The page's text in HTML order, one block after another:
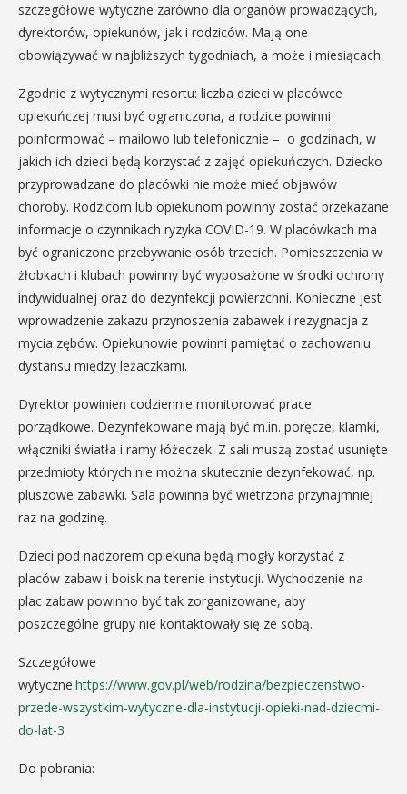
szczegółowe wytyczne zarówno dla organów prowadzących,
dyrektorów, opiekunów, jak i rodziców. Mają one
obowiązywać w najbliższych tygodniach, a może i miesiącach.
Zgodnie z wytycznymi resortu: liczba dzieci w placówce
opiekuńczej musi być ograniczona, a rodzice powinni
poinformować – mailowo lub telefonicznie – o godzinach, w
jakich ich dzieci będą korzystać z zajęć opiekuńczych. Dziecko
przyprowadzane do placówki nie może mieć objawów
choroby. Rodzicom lub opiekunom powinny zostać przekazane
informacje o czynnikach ryzyka COVID-19. W placówkach ma
być ograniczone przebywanie osób trzecich. Pomieszczenia w
żłobkach i klubach powinny być wyposażone w środki ochrony
indywidualnej oraz do dezynfekcji powierzchni. Konieczne jest
wprowadzenie zakazu przynoszenia zabawek i rezygnacja z
mycia zębów. Opiekunowie powinni pamiętać o zachowaniu
dystansu między leżaczkami.
Dyrektor powinien codziennie monitorować prace
porządkowe. Dezynfekowane mają być m.in. poręcze, klamki,
włączniki światła i ramy łóżeczek. Z sali muszą zostać usunięte
przedmioty których nie można skutecznie dezynfekować, np.
pluszowe zabawki. Sala powinna być wietrzona przynajmniej
raz na godzinę.
Dzieci pod nadzorem opiekuna będą mogły korzystać z
placów zabaw i boisk na terenie instytucji. Wychodzenie na
plac zabaw powinno być tak zorganizowane, aby
poszczególne grupy nie kontaktowały się ze sobą.
Szczegółowe
wytyczne:https://www.gov.pl/web/rodzina/bezpieczenstwo-
przede-wszystkim-wytyczne-dla-instytucji-opieki-nad-dziecmi-
do-lat-3
Do pobrania: